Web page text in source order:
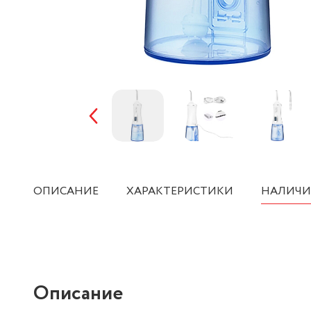
ОПИСАНИЕ ХАРАКТЕРИСТИКИ
Описание